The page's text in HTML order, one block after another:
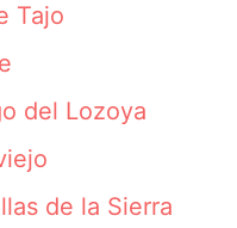
Tajo
del Lozoya
de la Sierra